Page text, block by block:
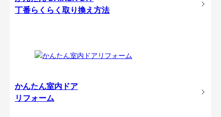
丁番らくらく取り換え方法
かんたん室内ドア
リフォーム